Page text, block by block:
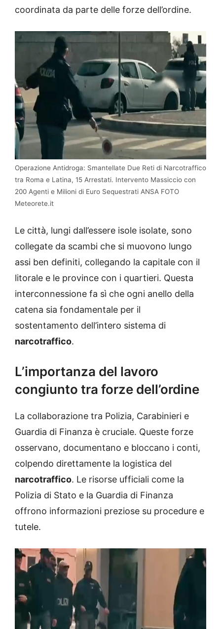
coordinata da parte delle forze dell’ordine.
Operazione Antidroga: Smantellate Due Reti di Narcotraffico
tra Roma e Latina, 15 Arrestati. Intervento Massiccio con
200 Agenti e Milioni di Euro Sequestrati ANSA FOTO
Meteorete.it
Le città, lungi dall’essere isole isolate, sono
collegate da scambi che si muovono lungo
assi ben definiti, collegando la capitale con il
litorale e le province con i quartieri. Questa
interconnessione fa sì che ogni anello della
catena sia fondamentale per il
sostentamento dell’intero sistema di
narcotraffico.
L’importanza del lavoro
congiunto tra forze dell’ordine
La collaborazione tra Polizia, Carabinieri e
Guardia di Finanza è cruciale. Queste forze
osservano, documentano e bloccano i conti,
colpendo direttamente la logistica del
narcotraffico. Le risorse ufficiali come la
Polizia di Stato e la Guardia di Finanza
offrono informazioni preziose su procedure e
tutele.